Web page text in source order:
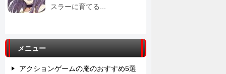
スラーに育てる...
メニュー
アクションゲームの庵のおすすめ5選